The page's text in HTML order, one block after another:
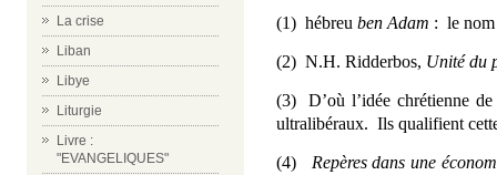
La crise
Liban
Libye
Liturgie
Livre :
"EVANGELIQUES"
(1) hébreu ben Adam : le
(2) N.H. Ridderbos, Unité du
(3) D’où l’idée chrétienne
ultralibéraux. Ils qualifient
(4)
Repères dans une